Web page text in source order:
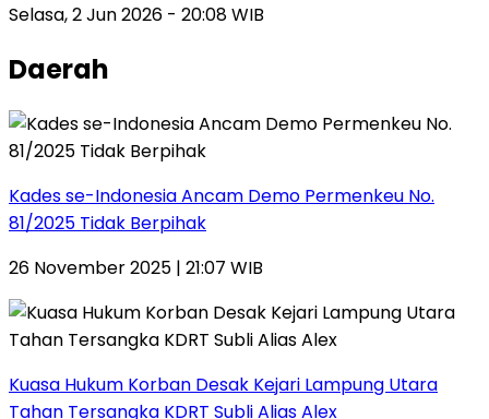
Selasa, 2 Jun 2026 - 20:08 WIB
Daerah
Kades se-Indonesia Ancam Demo Permenkeu No.
81/2025 Tidak Berpihak
26 November 2025 | 21:07 WIB
Kuasa Hukum Korban Desak Kejari Lampung Utara
Tahan Tersangka KDRT Subli Alias Alex